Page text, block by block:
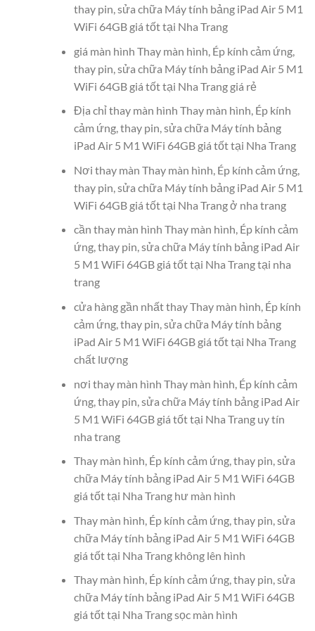
thay pin, sửa chữa Máy tính bảng iPad Air 5 M1
WiFi 64GB giá tốt tại Nha Trang
giá màn hình Thay màn hình, Ép kính cảm ứng,
thay pin, sửa chữa Máy tính bảng iPad Air 5 M1
WiFi 64GB giá tốt tại Nha Trang giá rẻ
Địa chỉ thay màn hình Thay màn hình, Ép kính
cảm ứng, thay pin, sửa chữa Máy tính bảng
iPad Air 5 M1 WiFi 64GB giá tốt tại Nha Trang
Nơi thay màn Thay màn hình, Ép kính cảm ứng,
thay pin, sửa chữa Máy tính bảng iPad Air 5 M1
WiFi 64GB giá tốt tại Nha Trang ở nha trang
cần thay màn hình Thay màn hình, Ép kính cảm
ứng, thay pin, sửa chữa Máy tính bảng iPad Air
5 M1 WiFi 64GB giá tốt tại Nha Trang tại nha
trang
cửa hàng gần nhất thay Thay màn hình, Ép kính
cảm ứng, thay pin, sửa chữa Máy tính bảng
iPad Air 5 M1 WiFi 64GB giá tốt tại Nha Trang
chất lượng
nơi thay màn hình Thay màn hình, Ép kính cảm
ứng, thay pin, sửa chữa Máy tính bảng iPad Air
5 M1 WiFi 64GB giá tốt tại Nha Trang uy tín
nha trang
Thay màn hình, Ép kính cảm ứng, thay pin, sửa
chữa Máy tính bảng iPad Air 5 M1 WiFi 64GB
giá tốt tại Nha Trang hư màn hình
Thay màn hình, Ép kính cảm ứng, thay pin, sửa
chữa Máy tính bảng iPad Air 5 M1 WiFi 64GB
giá tốt tại Nha Trang không lên hình
Thay màn hình, Ép kính cảm ứng, thay pin, sửa
chữa Máy tính bảng iPad Air 5 M1 WiFi 64GB
giá tốt tại Nha Trang sọc màn hình